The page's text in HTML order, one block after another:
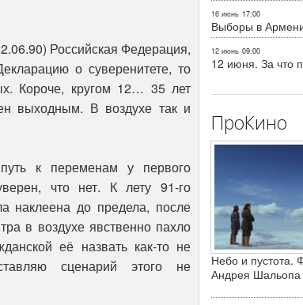
Российская Федерация,
о суверенитете, то
Короче, кругом 12… 35 лет
выходным. В воздухе так и
к переменам у первого
что нет. К лету 91-го
наклеена до предела, после
в воздухе явственно пахло
её назвать как-то не
сценарий этого не
16 июнь 17:00
Выборы в
12 июнь 09:00
12 июня. За что
ПроКино
Небо и пустота.
Андрея Шальопа